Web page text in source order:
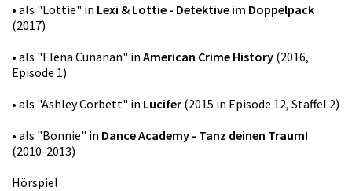
• als "Lottie" in Lexi & Lottie - Detektive im Doppelpack
(2017)
• als "Elena Cunanan" in American Crime History (2016,
Episode 1)
• als "Ashley Corbett" in Lucifer (2015 in Episode 12, Staffel 2)
• als "Bonnie" in Dance Academy - Tanz deinen Traum!
(2010-2013)
Hörspiel